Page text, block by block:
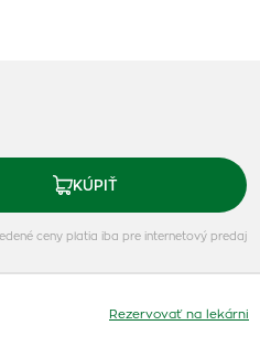
KÚPIŤ
ceny platia iba pre internetový predaj
Rezervovať na lekárni